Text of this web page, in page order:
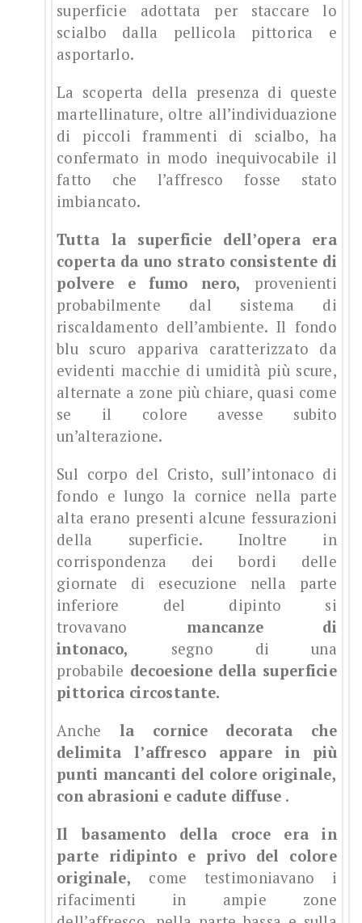
superficie adottata per staccare lo
scialbo dalla pellicola pittorica e
asportarlo.
La scoperta della presenza di queste
martellinature, oltre all’individuazione
di piccoli frammenti di scialbo, ha
confermato in modo inequivocabile il
fatto che l’affresco fosse stato
imbiancato.
Tutta la superficie dell’opera era
coperta da uno strato consistente di
polvere e fumo nero,
provenienti
probabilmente dal sistema di
riscaldamento dell’ambiente. Il fondo
blu scuro appariva caratterizzato da
evidenti macchie di umidità più scure,
alternate a zone più chiare, quasi come
se il colore avesse subito
un’alterazione.
Sul corpo del Cristo, sull’intonaco di
fondo e lungo la cornice nella parte
alta erano presenti alcune fessurazioni
della superficie. Inoltre in
corrispondenza dei bordi delle
giornate di esecuzione nella parte
inferiore del dipinto si
trovavano mancanze di
intonaco,
segno di una
probabile decoesione della superficie
pittorica circostante.
Anchela cornice decorata che
delimita l’affresco appare in più
punti mancanti del colore originale,
con abrasioni e cadute diffuse .
Il basamento della croce era in
parte ridipinto e privo del colore
originale, come testimoniavano i
rifacimenti in ampie zone